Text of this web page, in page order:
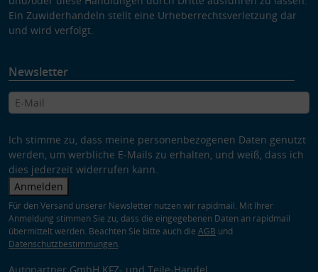
Ein Zuwiderhandeln stellt eine Urheberrechtsverletzung dar
und wird verfolgt.
Newsletter
Ich stimme zu, dass meine personenbezogenen Daten genutzt
werden, um werbliche E-Mails zu erhalten, und weiß, dass ich
dies jederzeit widerrufen kann.
Anmelden
Für den Versand unserer Newsletter nutzen wir rapidmail. Mit Ihrer
Anmeldung stimmen Sie zu, dass die eingegebenen Daten an rapidmail
übermittelt werden. Beachten Sie bitte auch die AGB und
Datenschutzbestimmungen.